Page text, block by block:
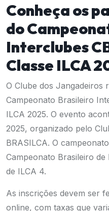
Conheça os
do
Interclubes
Classe ILCA
O Clube dos Jangadeiros
Campeonato Brasileiro
ILCA 2025. O evento
2025, organizado pelo
BRASILCA. O
Campeonato Brasileiro de
de ILCA 4.
As inscrições devem ser
online, com taxas que